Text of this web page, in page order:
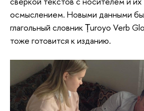
осмыслением. Новыми данными
глагольный словник Ṭuroyo Verb
тоже готовится к изданию.